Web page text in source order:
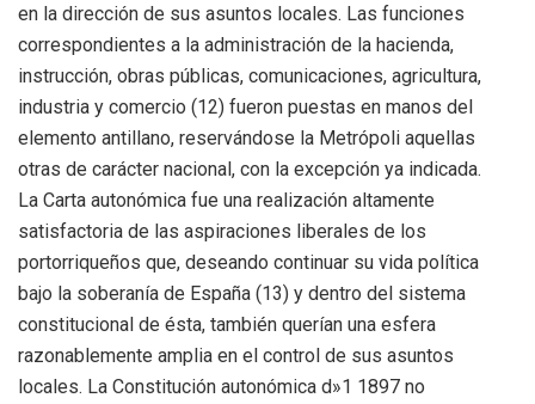
en la dirección de sus asuntos locales. Las funciones
correspondientes a la administración de la hacienda,
instrucción, obras públicas, comunicaciones, agricultura,
industria y comercio (12) fueron puestas en manos del
elemento antillano, reservándose la Metrópoli aquellas
otras de carácter nacional, con la excepción ya indicada.
La Carta autonómica fue una realización altamente
satisfactoria de las aspiraciones liberales de los
portorriqueños que, deseando continuar su vida política
bajo la soberanía de España (13) y dentro del sistema
constitucional de ésta, también querían una esfera
razonablemente amplia en el control de sus asuntos
locales. La Constitución autonómica d»1 1897 no